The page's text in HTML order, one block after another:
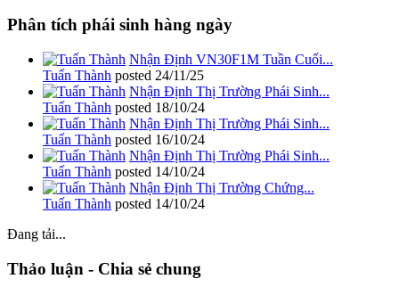
Phân tích phái sinh hàng ngày
Nhận Định VN30F1M Tuần Cuối...
Tuấn Thành posted 24/11/25
Nhận Định Thị Trường Phái Sinh...
Tuấn Thành posted 18/10/24
Nhận Định Thị Trường Phái Sinh...
Tuấn Thành posted 16/10/24
Nhận Định Thị Trường Phái Sinh...
Tuấn Thành posted 14/10/24
Nhận Định Thị Trường Chứng...
Tuấn Thành posted 14/10/24
Đang tải...
Thảo luận - Chia sẻ chung